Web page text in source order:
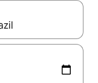
का इस्तेमाल करके नेविगेट